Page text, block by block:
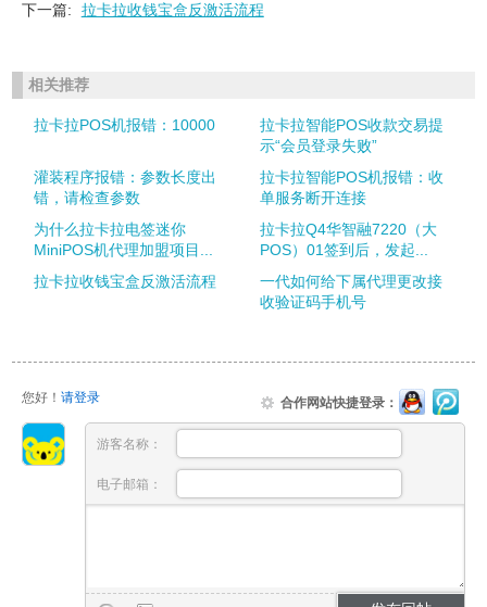
下一篇:
拉卡拉收钱宝盒反激活流程
相关推荐
拉卡拉POS机报错：10000
拉卡拉智能POS收款交易提
示“会员登录失败”
灌装程序报错：参数长度出
错，请检查参数
拉卡拉智能POS机报错：收
单服务断开连接
为什么拉卡拉电签迷你
MiniPOS机代理加盟项目...
拉卡拉Q4华智融7220（大
POS）01签到后，发起...
拉卡拉收钱宝盒反激活流程
一代如何给下属代理更改接
收验证码手机号
您好！ 请登录 合作网站快捷登录：
游客名称：
电子邮箱：